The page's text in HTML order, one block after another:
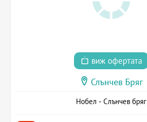
виж офертата
Слънчев Бряг
Нобел - Слънчев бряг